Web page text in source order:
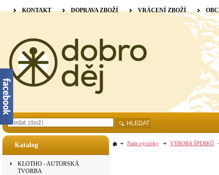
Katalog
KLOTHO - AUTORSKÁ
TVORBA
Naše výrobky VÝROBA ŠPERKŮ
KONTAKT DOPRAVA ZBOŽÍ VRÁCENÍ ZBOŽÍ
HLEDAT